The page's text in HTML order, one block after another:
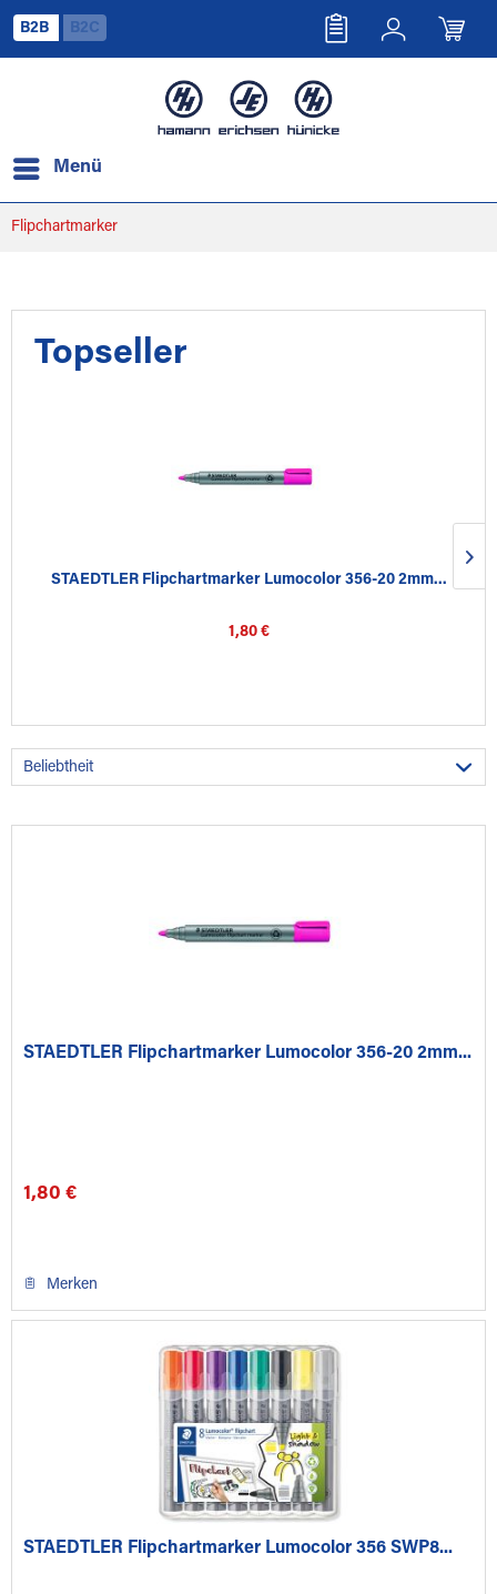
B2B B2C
Menü
Flipchartmarker
Topseller
STAEDTLER Flipchartmarker Lumocolor 356-20 2mm...
1,80 €
STAEDTLER Flipchartmarker Lumocolor 356-20 2mm...
1,80 €
Merken
STAEDTLER Flipchartmarker Lumocolor 356 SWP8...